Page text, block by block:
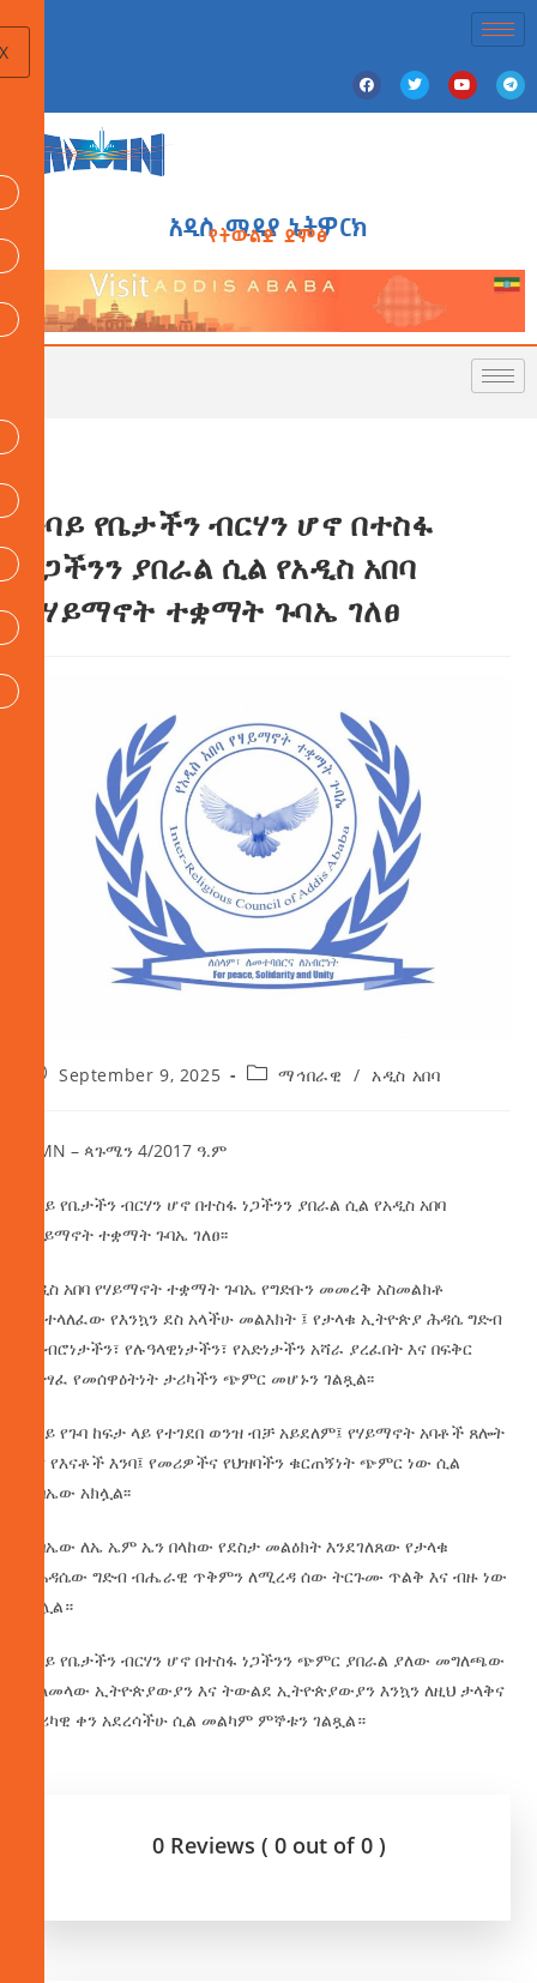
አዲስ ሚዲያ ኔትዎርክ
የትውልድ ድምፅ
ዓባይ የቤታችን ብርሃን ሆኖ በተስፋ
ነጋችንን ያበራል ሲል የአዲስ አበባ
የሃይማኖት ተቋማት ጉባኤ ገለፀ
September 9, 2025 ማኅበራዊ / አዲስ አበባ
AMN – ጳጉሜን 4/2017 ዓ.ም
ዓባይ የቤታችን ብርሃን ሆኖ በተስፋ ነጋችንን ያበራል ሲል የአዲስ አበባ
የሃይማኖት ተቋማት ጉባኤ ገለፀ፡፡
አዲስ አበባ የሃይማኖት ተቋማት ጉባኤ የግድቡን መመረቅ አስመልክቶ
ባስተላለፈው የእንኳን ደስ አላችሁ መልእክት ፤ የታላቁ ኢትዮጵያ ሕዳሴ ግድብ
የአብሮነታችን፣ የሉዓላዊነታችን፣ የአድነታችን አሻራ ያረፈበት እና በፍቅር
የተፃፈ የመሰዋዕትነት ታሪካችን ጭምር መሆኑን ገልጿል፡፡
ዓባይ የጉባ ከፍታ ላይ የተገደበ ወንዝ ብቻ አይደለም፤ የሃይማኖት አባቶች ጸሎት
እና የእናቶች እንባ፤ የመሪዎችና የህዝባችን ቁርጠኝነት ጭምር ነው ሲል
ጉባኤው አክሏል፡፡
ጉባኤው ለኤ ኤም ኤን በላከው የደስታ መልዕክት እንደገለጸው የታላቁ
የሕዳሴው ግድብ ብሔራዊ ጥቅምን ለሚረዳ ሰው ትርጉሙ ጥልቅ እና ብዙ ነው
ብሏል።
ዓባይ የቤታችን ብርሃን ሆኖ በተስፋ ነጋችንን ጭምር ያበራል ያለው መግለጫው
፤ ለመላው ኢትዮጵያውያን እና ትውልደ ኢትዮጵያውያን እንኳን ለዚህ ታላቅና
ታሪካዊ ቀን አደረሳችሁ ሲል መልካም ምኞቱን ገልጿል።
0 Reviews ( 0 out of 0 )